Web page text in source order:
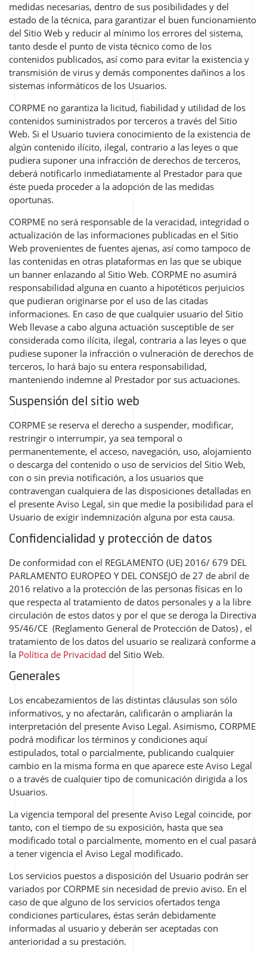
medidas necesarias, dentro de sus posibilidades y del
estado de la técnica, para garantizar el buen funcionamiento
del Sitio Web y reducir al mínimo los errores del sistema,
tanto desde el punto de vista técnico como de los
contenidos publicados, así como para evitar la existencia y
transmisión de virus y demás componentes dañinos a los
sistemas informáticos de los Usuarios.
CORPME no garantiza la licitud, fiabilidad y utilidad de los
contenidos suministrados por terceros a través del Sitio
Web. Si el Usuario tuviera conocimiento de la existencia de
algún contenido ilícito, ilegal, contrario a las leyes o que
pudiera suponer una infracción de derechos de terceros,
deberá notificarlo inmediatamente al Prestador para que
éste pueda proceder a la adopción de las medidas
oportunas.
CORPME no será responsable de la veracidad, integridad o
actualización de las informaciones publicadas en el Sitio
Web provenientes de fuentes ajenas, así como tampoco de
las contenidas en otras plataformas en las que se ubique
un banner enlazando al Sitio Web. CORPME no asumirá
responsabilidad alguna en cuanto a hipotéticos perjuicios
que pudieran originarse por el uso de las citadas
informaciones. En caso de que cualquier usuario del Sitio
Web llevase a cabo alguna actuación susceptible de ser
considerada como ilícita, ilegal, contraria a las leyes o que
pudiese suponer la infracción o vulneración de derechos de
terceros, lo hará bajo su entera responsabilidad,
manteniendo indemne al Prestador por sus actuaciones.
Suspensión del sitio web
CORPME se reserva el derecho a suspender, modificar,
restringir o interrumpir, ya sea temporal o
permanentemente, el acceso, navegación, uso, alojamiento
o descarga del contenido o uso de servicios del Sitio Web,
con o sin previa notificación, a los usuarios que
contravengan cualquiera de las disposiciones detalladas en
el presente Aviso Legal, sin que medie la posibilidad para el
Usuario de exigir indemnización alguna por esta causa.
Confidencialidad y protección de datos
De conformidad con el REGLAMENTO (UE) 2016/ 679 DEL
PARLAMENTO EUROPEO Y DEL CONSEJO de 27 de abril de
2016 relativo a la protección de las personas físicas en lo
que respecta al tratamiento de datos personales y a la libre
circulación de estos datos y por el que se deroga la Directiva
95/46/CE (Reglamento General de Protección de Datos) , el
tratamiento de los datos del usuario se realizará conforme a
la Política de Privacidad del Sitio Web.
Generales
Los encabezamientos de las distintas cláusulas son sólo
informativos, y no afectarán, calificarán o ampliarán la
interpretación del presente Aviso Legal. Asimismo, CORPME
podrá modificar los términos y condiciones aquí
estipulados, total o parcialmente, publicando cualquier
cambio en la misma forma en que aparece este Aviso Legal
o a través de cualquier tipo de comunicación dirigida a los
Usuarios.
La vigencia temporal del presente Aviso Legal coincide, por
tanto, con el tiempo de su exposición, hasta que sea
modificado total o parcialmente, momento en el cual pasará
a tener vigencia el Aviso Legal modificado.
Los servicios puestos a disposición del Usuario podrán ser
variados por CORPME sin necesidad de previo aviso. En el
caso de que alguno de los servicios ofertados tenga
condiciones particulares, éstas serán debidamente
informadas al usuario y deberán ser aceptadas con
anterioridad a su prestación.